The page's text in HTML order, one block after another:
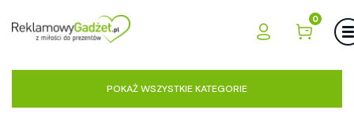
0
POKAŻ WSZYSTKIE KATEGORIE